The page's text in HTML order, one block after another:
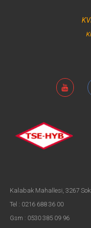
Kalabak Mahallesi, 3267
Tel : 0216 688 36 00
Gsm : 0530 385 09 96